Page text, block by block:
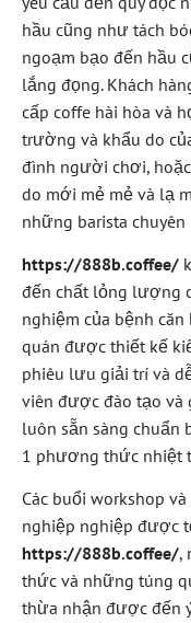
hầu cũng như tách
ngoạm bạo đến hầu
lắng đọng. Khách
cấp coffe hài hòa và
trường và khẩu do
đình người chơi,
do mới mẻ mẻ và lạ
những barista
https://888b.coffee/
đến chất lỏng lượng
nghiệm của bệnh
quán được thiết kế
phiêu lưu giải trí và
viên được đào tạo và
luôn sẵn sàng chuẩn
1 phương thức nhiệt
Các buổi workshop
nghiệp nghiệp được
https://888b.coffee/,
thức và những túng
thừa nhận được đến